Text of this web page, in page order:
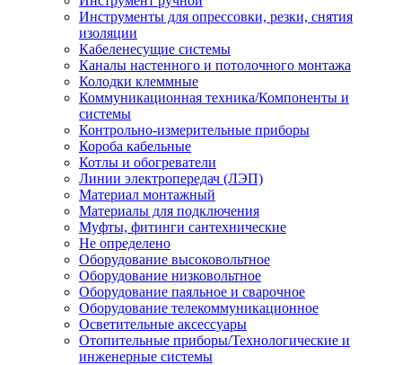
Инструменты для опрессовки, резки, снятия
изоляции
Кабеленесущие системы
Каналы настенного и потолочного монтажа
Колодки клеммные
Коммуникационная техника/Компоненты и
системы
Контрольно-измерительные приборы
Короба кабельные
Котлы и обогреватели
Линии электропередач (ЛЭП)
Материал монтажный
Материалы для подключения
Муфты, фитинги сантехнические
Не определено
Оборудование высоковольтное
Оборудование низковольтное
Оборудование паяльное и сварочное
Оборудование телекоммуникационное
Осветительные аксессуары
Отопительные приборы/Технологические и
инженерные системы